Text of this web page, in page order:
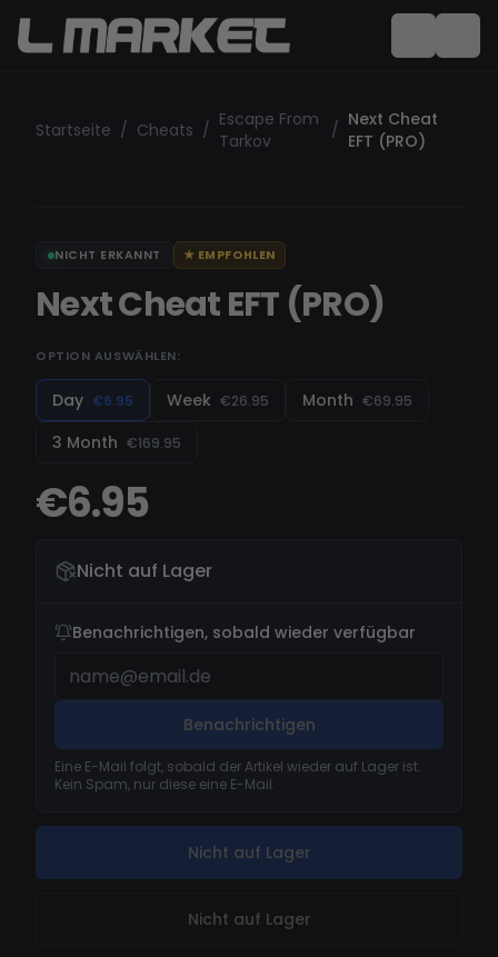
Startseite / Cheats / Escape From
Tarkov
/ Next Cheat
EFT (PRO)
NICHT ERKANNT ★ EMPFOHLEN
Next Cheat EFT (PRO)
OPTION AUSWÄHLEN:
Day €6.95 Week €26.95 Month €69.95
3 Month €169.95
€6.95
Nicht auf Lager
Benachrichtigen, sobald wieder verfügbar
Benachrichtigen
Eine E-Mail folgt, sobald der Artikel wieder auf Lager ist.
Kein Spam, nur diese eine E-Mail.
Nicht auf Lager
Nicht auf Lager